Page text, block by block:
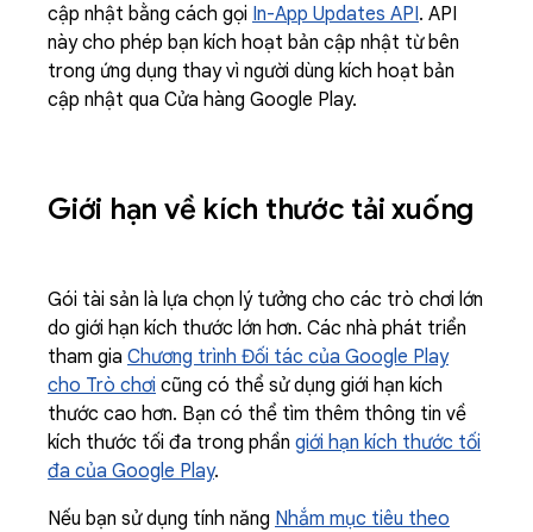
cập nhật bằng cách gọi In-App Updates API. API
này cho phép bạn kích hoạt bản cập nhật từ bên
trong ứng dụng thay vì người dùng kích hoạt bản
cập nhật qua Cửa hàng Google Play.
Giới hạn về kích thước tải xuống
Gói tài sản là lựa chọn lý tưởng cho các trò chơi lớn
do giới hạn kích thước lớn hơn. Các nhà phát triển
tham gia Chương trình Đối tác của Google Play
cho Trò chơi cũng có thể sử dụng giới hạn kích
thước cao hơn. Bạn có thể tìm thêm thông tin về
kích thước tối đa trong phần giới hạn kích thước tối
đa của Google Play.
Nếu bạn sử dụng tính năng Nhắm mục tiêu theo